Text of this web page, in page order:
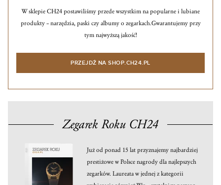
W sklepie CH24 postawiliśmy przede wszystkim na popularne i lubiane
produkty – narzędzia, paski czy albumy o zegarkach.Gwarantujemy przy
tym najwyższą jakość!
PRZEJDŹ NA SHOP.CH24.PL
Zegarek Roku CH24
Już od ponad 15 lat przyznajemy najbardziej
prestiżowe w Polsce nagrody dla najlepszych
zegarków. Laureata w jednej z kategorii